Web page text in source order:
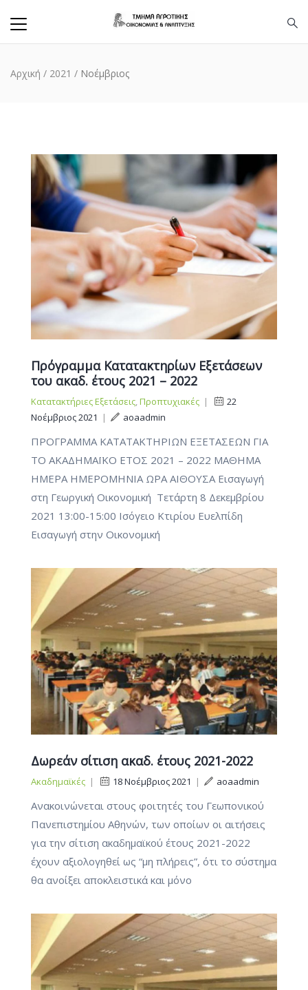
Αρχική / 2021 / Νοέμβριος
Πρόγραμμα Κατατακτηρίων Εξετάσεων
του ακαδ. έτους 2021 – 2022
Κατατακτήριες Εξετάσεις Προπτυχιακές |
22
Νοέμβριος 2021
| aoaadmin
ΠΡΟΓΡΑΜΜΑ ΚΑΤΑΤΑΚΤΗΡΙΩΝ ΕΞΕΤΑΣΕΩΝ ΓΙΑ
ΤΟ ΑΚΑΔΗΜΑΪΚΟ ΕΤΟΣ 2021 – 2022 ΜΑΘΗΜΑ
ΗΜΕΡΑ ΗΜΕΡΟΜΗΝΙΑ ΩΡΑ ΑΙΘΟΥΣΑ Εισαγωγή
στη Γεωργική Οικονομική Τετάρτη 8 Δεκεμβρίου
2021 13:00-15:00 Ισόγειο Κτιρίου Ευελπίδη
Εισαγωγή στην Οικονομική
Δωρεάν σίτιση ακαδ. έτους 2021-2022
Ακαδημαϊκές | 18 Νοέμβριος 2021 | aoaadmin
Ανακοινώνεται στους φοιτητές του Γεωπονικού
Πανεπιστημίου Αθηνών, των οποίων οι αιτήσεις
για την σίτιση ακαδημαϊκού έτους 2021-2022
έχουν αξιολογηθεί ως “μη πλήρεις”, ότι το σύστημα
θα ανοίξει αποκλειστικά και μόνο